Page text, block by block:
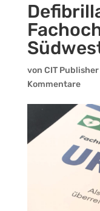
von CIT Publisher|
Kommentare